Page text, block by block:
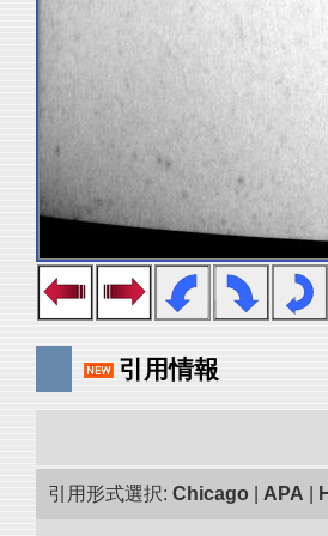
引用情報
引用形式選択: Chicago APA